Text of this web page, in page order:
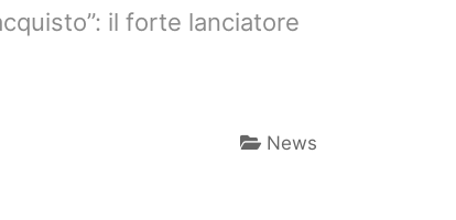
il forte lanciatore
News